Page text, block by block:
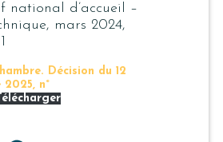
national d’accueil –
, mars 2024,
Décision du 12
2025, n°